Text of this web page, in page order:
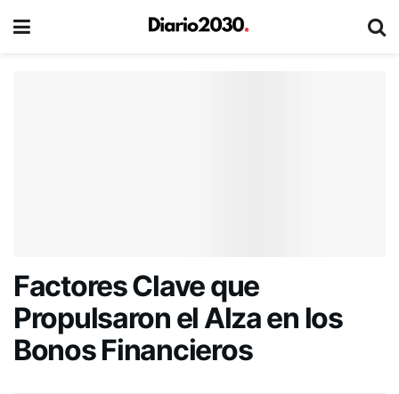
Factores Clave que
Propulsaron el Alza en los
Bonos Financieros